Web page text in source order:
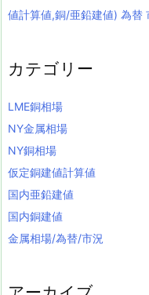
値計算値,銅/亜鉛建値) 為替
カテゴリー
LME銅相場
NY金属相場
NY銅相場
仮定銅建値計算値
国内亜鉛建値
国内銅建値
金属相場/為替/市況